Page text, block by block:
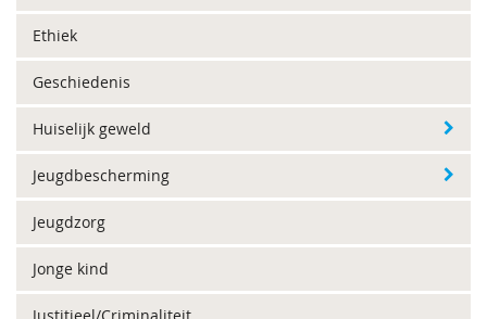
Ethiek
Geschiedenis
Huiselijk geweld
Jeugdbescherming
Jeugdzorg
Jonge kind